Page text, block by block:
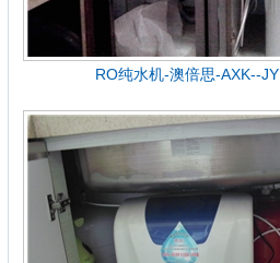
RO纯水机-澳倍思-AXK--JY